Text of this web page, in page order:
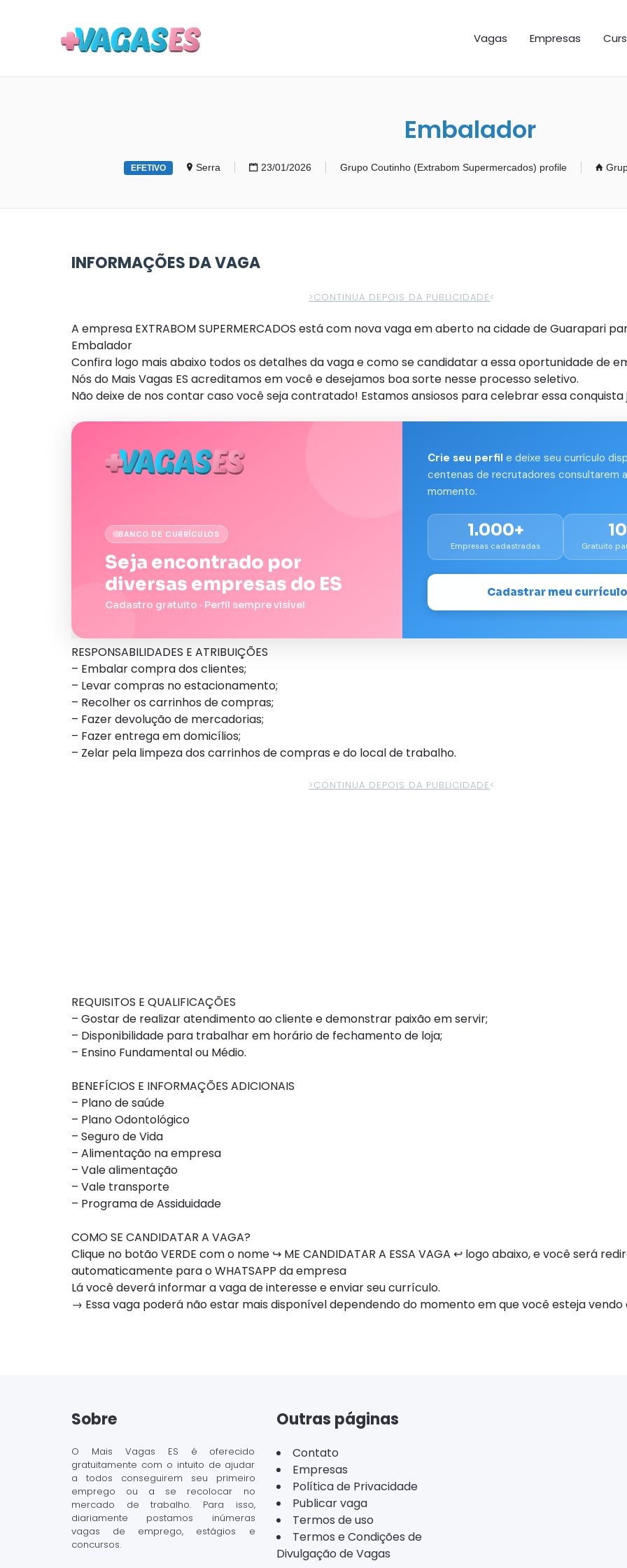
Vagas Empresas
Embalador
EFETIVO Serra 23/01/2026 Grupo Coutinho (Extrabom Supermercados) profile
INFORMAÇÕES DA VAGA
>CONTINUA DEPOIS DA PUBLICIDADE<
A empresa EXTRABOM SUPERMERCADOS está com nova vaga em aberto na cidade de Guarapari
Embalador
Confira logo mais abaixo todos os detalhes da vaga e como se candidatar a essa oportunidade de
Nós do Mais Vagas ES acreditamos em você e desejamos boa sorte nesse processo seletivo.
Não deixe de nos contar caso você seja contratado! Estamos ansiosos para celebrar essa conquista
BANCO DE CURRÍCULOS
Seja encontrado por
diversas empresas do ES
Cadastro gratuito · Perfil sempre visível
Crie seu perfil e deixe seu currículo
centenas de recrutadores consultarem
momento.
1.000+
Empresas cadastradas Gratuito
Cadastrar meu currículo
RESPONSABILIDADES E ATRIBUIÇÕES
– Embalar compra dos clientes;
– Levar compras no estacionamento;
– Recolher os carrinhos de compras;
– Fazer devolução de mercadorias;
– Fazer entrega em domicílios;
– Zelar pela limpeza dos carrinhos de compras e do local de trabalho.
>CONTINUA DEPOIS DA PUBLICIDADE<
REQUISITOS E QUALIFICAÇÕES
– Gostar de realizar atendimento ao cliente e demonstrar paixão em servir;
– Disponibilidade para trabalhar em horário de fechamento de loja;
– Ensino Fundamental ou Médio.
BENEFÍCIOS E INFORMAÇÕES ADICIONAIS
– Plano de saúde
– Plano Odontológico
– Seguro de Vida
– Alimentação na empresa
– Vale alimentação
– Vale transporte
– Programa de Assiduidade
COMO SE CANDIDATAR A VAGA?
Clique no botão VERDE com o nome ↪ ME CANDIDATAR A ESSA VAGA ↩ logo abaixo, e você será
automaticamente para o WHATSAPP da empresa
Lá você deverá informar a vaga de interesse e enviar seu currículo.
→ Essa vaga poderá não estar mais disponível dependendo do momento em que você esteja vendo
Sobre
O Mais Vagas ES é oferecido
gratuitamente com o intuito de ajudar
a todos conseguirem seu primeiro
emprego ou a se recolocar no
mercado de trabalho. Para isso,
diariamente postamos inúmeras
vagas de emprego, estágios e
concursos.
Outras páginas
Contato
Empresas
Política de Privacidade
Publicar vaga
Termos de uso
Termos e Condições de
Divulgação de Vagas